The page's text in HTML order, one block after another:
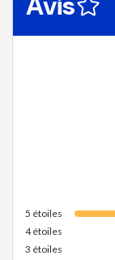
5 étoiles
4étoiles
3 étoiles